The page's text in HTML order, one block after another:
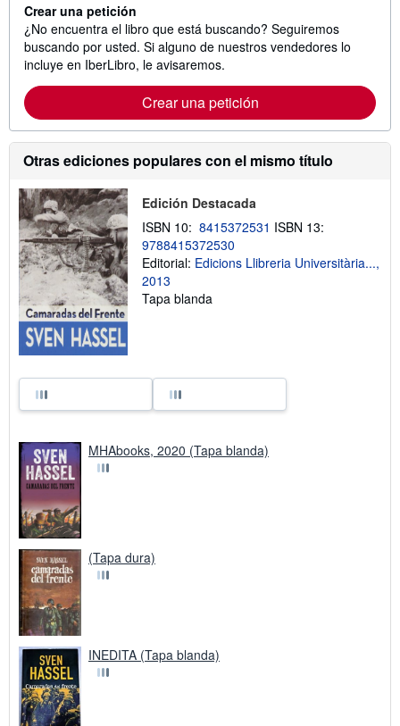
Crear una petición
¿No encuentra el libro que está buscando? Seguiremos
buscando por usted. Si alguno de nuestros vendedores lo
incluye en IberLibro, le avisaremos.
Crear una petición
Otras ediciones populares con el mismo título
Edición Destacada
ISBN 10: 8415372531 ISBN 13:
9788415372530
Editorial: Edicions Llibreria Universitària...,
2013
Tapa blanda
MHAbooks, 2020 (Tapa blanda)
(Tapa dura)
INEDITA (Tapa blanda)